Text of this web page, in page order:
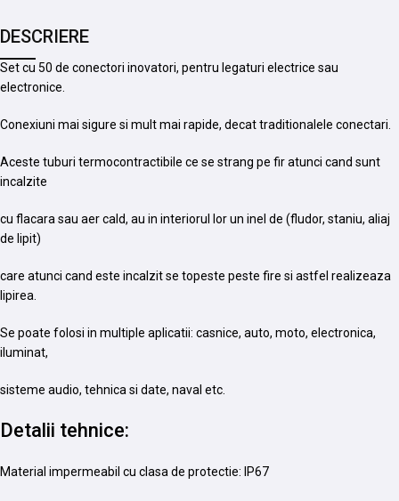
DESCRIERE
Set cu 50 de conectori inovatori, pentru legaturi electrice sau
electronice.
Conexiuni mai sigure si mult mai rapide, decat traditionalele conectari.
Aceste tuburi termocontractibile ce se strang pe fir atunci cand sunt
incalzite
cu flacara sau aer cald, au in interiorul lor un inel de (fludor, staniu, aliaj
de lipit)
care atunci cand este incalzit se topeste peste fire si astfel realizeaza
lipirea.
Se poate folosi in multiple aplicatii: casnice, auto, moto, electronica,
iluminat,
sisteme audio, tehnica si date, naval etc.
Detalii tehnice:
Material impermeabil cu clasa de protectie: IP67